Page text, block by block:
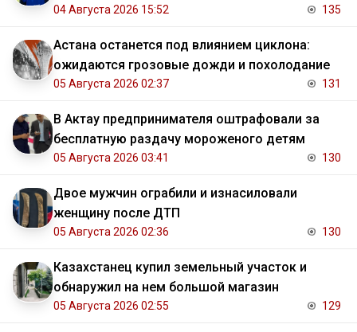
04 Августа 2026 15:52 135
Астана останется под влиянием циклона:
ожидаются грозовые дожди и похолодание
05 Августа 2026 02:37 131
В Актау предпринимателя оштрафовали за
бесплатную раздачу мороженого детям
05 Августа 2026 03:41 130
Двое мужчин ограбили и изнасиловали
женщину после ДТП
05 Августа 2026 02:36 130
Казахстанец купил земельный участок и
обнаружил на нем большой магазин
05 Августа 2026 02:55 129